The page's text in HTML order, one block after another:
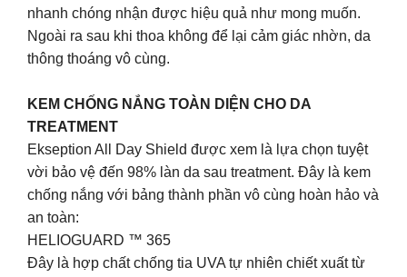
nhanh chóng nhận được hiệu quả như mong muốn.
Ngoài ra sau khi thoa không để lại cảm giác nhờn, da
thông thoáng vô cùng.
KEM CHỐNG NẮNG TOÀN DIỆN CHO DA
TREATMENT
Ekseption All Day Shield được xem là lựa chọn tuyệt
vời bảo vệ đến 98% làn da sau treatment. Đây là kem
chống nắng với bảng thành phần vô cùng hoàn hảo và
an toàn:
HELIOGUARD ™ 365
Đây là hợp chất chống tia UVA tự nhiên chiết xuất từ